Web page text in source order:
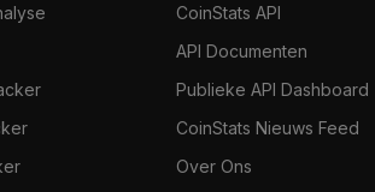
CoinStats API
API Documenten
Publieke API Dashboard
CoinStats Nieuws Feed
Over Ons